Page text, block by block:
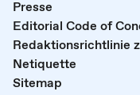
Presse
Editorial Code of
Redaktionsrichtlinie
Netiquette
Sitemap